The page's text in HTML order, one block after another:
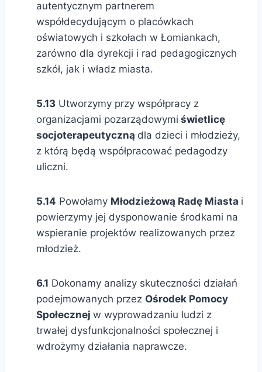
autentycznym partnerem
współdecydującym o placówkach
oświatowych i szkołach w Łomiankach,
zarówno dla dyrekcji i rad pedagogicznych
szkół, jak i władz miasta.
5.13 Utworzymy przy współpracy z
organizacjami pozarządowymi świetlicę
socjoterapeutyczną dla dzieci i młodzieży,
z którą będą współpracować pedagodzy
uliczni.
5.14 Powołamy Młodzieżową Radę Miasta i
powierzymy jej dysponowanie środkami na
wspieranie projektów realizowanych przez
młodzież.
6.1 Dokonamy analizy skuteczności działań
podejmowanych przez Ośrodek Pomocy
Społecznej w wyprowadzaniu ludzi z
trwałej dysfunkcjonalności społecznej i
wdrożymy działania naprawcze.